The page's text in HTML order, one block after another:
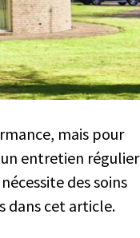
mais pour
entretien régulier
des soins
dans cet article.